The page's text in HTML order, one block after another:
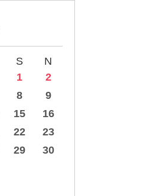
S
N
1
2
8
9
15
16
22
23
29
30